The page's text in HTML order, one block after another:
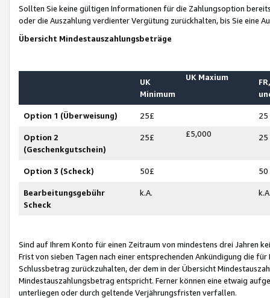
Sollten Sie keine gültigen Informationen für die Zahlungsoption
oder die Auszahlung verdienter Vergütung zurückhalten, bis Sie
Übersicht Mindestauszahlungsbeträge
UK
Minimum
UK Maxium
Option 1 (Überweisung) 25£ 25
Option 2
(Geschenkgutschein)
25£ £5,000 25
Option 3 (Scheck) 50£ 50
Bearbeitungsgebühr
Scheck
k.A.
Sind auf Ihrem Konto für einen Zeitraum von mindestens drei Jahren
Frist von sieben Tagen nach einer entsprechenden Ankündigung die
Schlussbetrag zurückzuhalten, der dem in der Übersicht
Mindestauszahlungsbetrag entspricht. Ferner können eine etwaig
unterliegen oder durch geltende Verjährungsfristen verfallen.